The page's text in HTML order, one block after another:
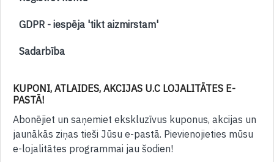
GDPR - iespēja 'tikt aizmirstam'
Sadarbība
KUPONI, ATLAIDES, AKCIJAS U.C LOJALITĀTES E-
PASTĀ!
Abonējiet un saņemiet ekskluzīvus kuponus, akcijas un
jaunākās ziņas tieši Jūsu e-pastā. Pievienojieties mūsu
e-lojalitātes programmai jau šodien!